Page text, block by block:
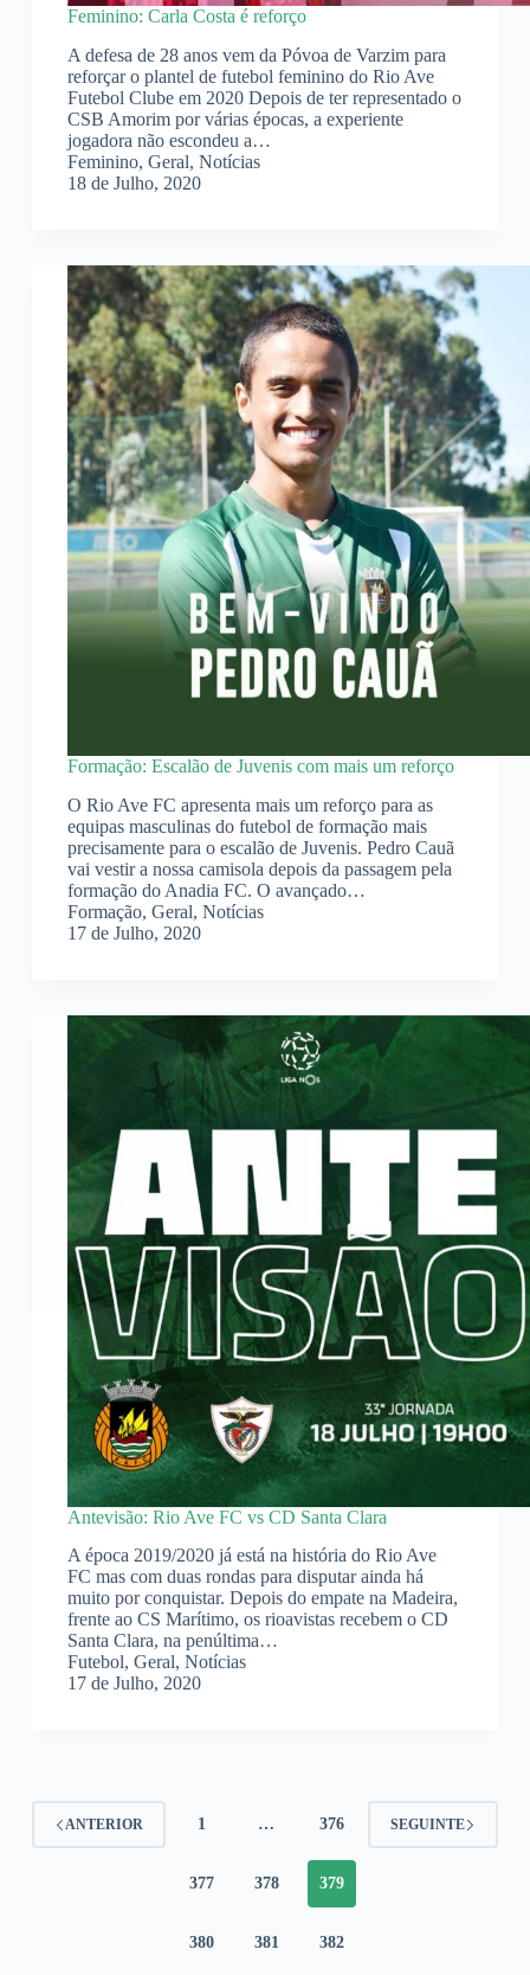
Feminino: Carla Costa é reforço
A defesa de 28 anos vem da Póvoa de Varzim para
reforçar o plantel de futebol feminino do Rio Ave
Futebol Clube em 2020 Depois de ter representado o
CSB Amorim por várias épocas, a experiente
jogadora não escondeu a…
Feminino, Geral, Notícias
18 de Julho, 2020
Formação: Escalão de Juvenis com mais um reforço
O Rio Ave FC apresenta mais um reforço para as
equipas masculinas do futebol de formação mais
precisamente para o escalão de Juvenis. Pedro Cauã
vai vestir a nossa camisola depois da passagem pela
formação do Anadia FC. O avançado…
Formação, Geral, Notícias
17 de Julho, 2020
Antevisão: Rio Ave FC vs CD Santa Clara
A época 2019/2020 já está na história do Rio Ave
FC mas com duas rondas para disputar ainda há
muito por conquistar. Depois do empate na Madeira,
frente ao CS Marítimo, os rioavistas recebem o CD
Santa Clara, na penúltima…
Futebol, Geral, Notícias
17 de Julho, 2020
ANTERIOR 1 … 376
377 378 379
380 381 382
SEGUINTE